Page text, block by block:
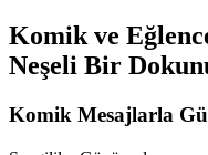
Komik ve
Neşeli Bir
Komik Mesajlarla